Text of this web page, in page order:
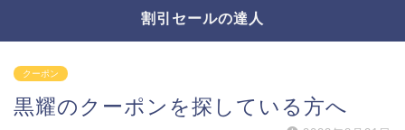
割引セールの達人
クーポン
黒耀のクーポンを探している方へ